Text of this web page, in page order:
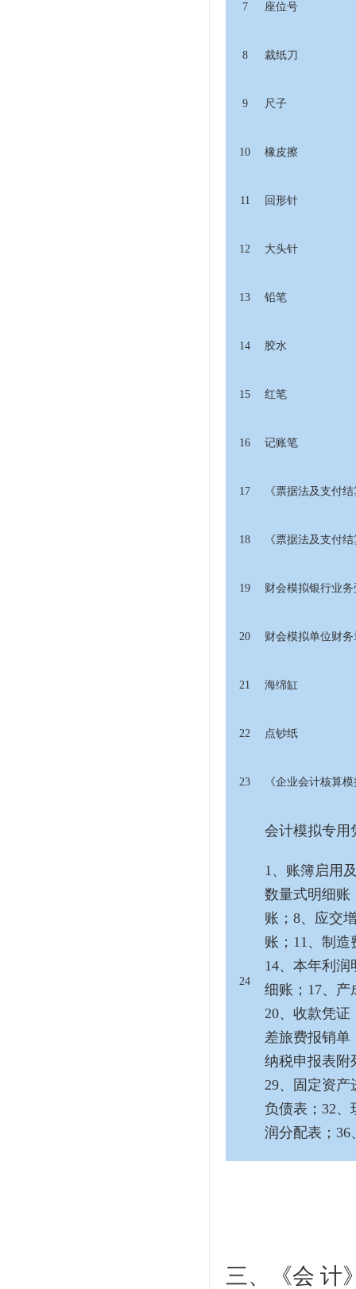
7 座位号
8 裁纸刀
9 尺子
10 橡皮擦
11 回形针
12 大头针
13 铅笔
14 胶水
15 红笔
16 记账笔
17 《票据法及支付
18 《票据法及支付
19 财会模拟银行业
20 财会模拟单位财务
21 海绵缸
22 点钞纸
23 《企业会计核算
24
会计模拟专用
1、账簿启用
数量式明细账
账；8、应交
账；11、制
14、本年利
细账；17、产
20、收款凭证
差旅费报销单
纳税申报表附
29、固定资产
负债表；32、
润分配表；36
三、《会 计